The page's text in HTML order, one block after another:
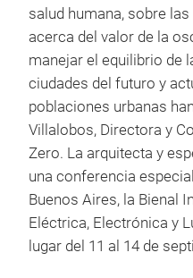
salud humana, sobre
acerca del valor de la
manejar el equilibrio de
ciudades del futuro y
poblaciones urbanas
Villalobos, Directora y
Zero. La arquitecta y
una conferencia
Buenos Aires, la Bienal
Eléctrica, Electrónica y
lugar del 11 al 14 de